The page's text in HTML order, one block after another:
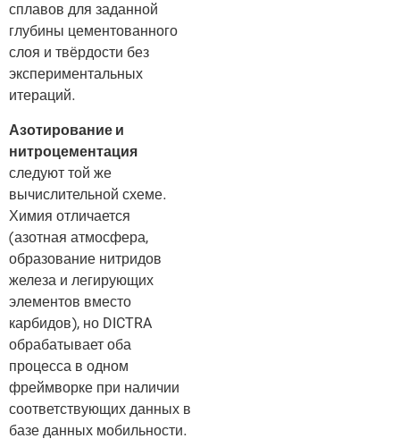
сплавов для заданной
глубины цементованного
слоя и твёрдости без
экспериментальных
итераций.
Азотирование и
нитроцементация
следуют той же
вычислительной схеме.
Химия отличается
(азотная атмосфера,
образование нитридов
железа и легирующих
элементов вместо
карбидов), но DICTRA
обрабатывает оба
процесса в одном
фреймворке при наличии
соответствующих данных в
базе данных мобильности.